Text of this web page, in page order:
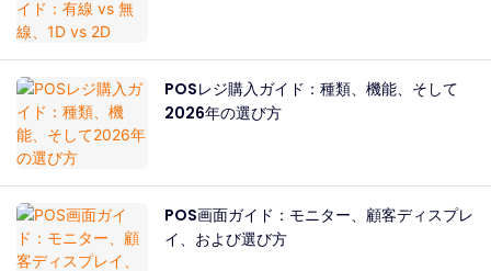
POSレジ購入ガイド：種類、機能、そして
2026年の選び方
POS画面ガイド：モニター、顧客ディスプレ
イ、および選び方